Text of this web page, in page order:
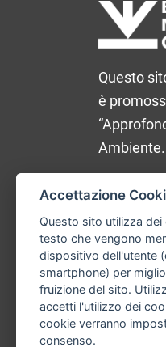
Questo
è
Ambiente.
Comune
P.Iva:
Accettazione
Questo sito utilizza
testo che vengono
dispositivo dell'utente
smartphone) per
fruizione del sito.
accetti l'utilizzo dei
cookie verranno
consenso.